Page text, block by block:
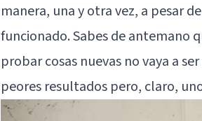
manera, una y otra vez, a pesar
funcionado. Sabes de antemano
probar cosas nuevas no vaya a
peores resultados pero, claro,